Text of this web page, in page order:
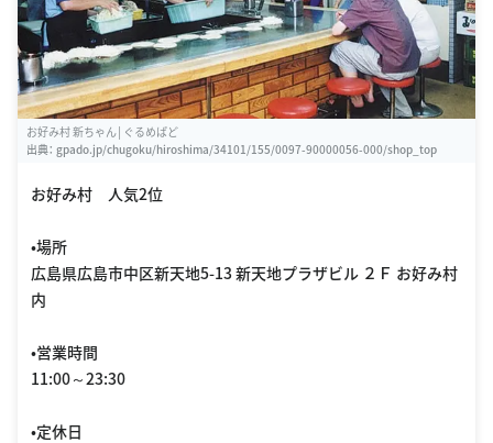
お好み村 新ちゃん│ぐるめぱど
出典： gpado.jp/chugoku/hiroshima/34101/155/0097-90000056-000/shop_top
お好み村 人気2位
•場所
広島県広島市中区新天地5-13 新天地プラザビル ２Ｆ お好み村
内
•営業時間
11:00～23:30
•定休日